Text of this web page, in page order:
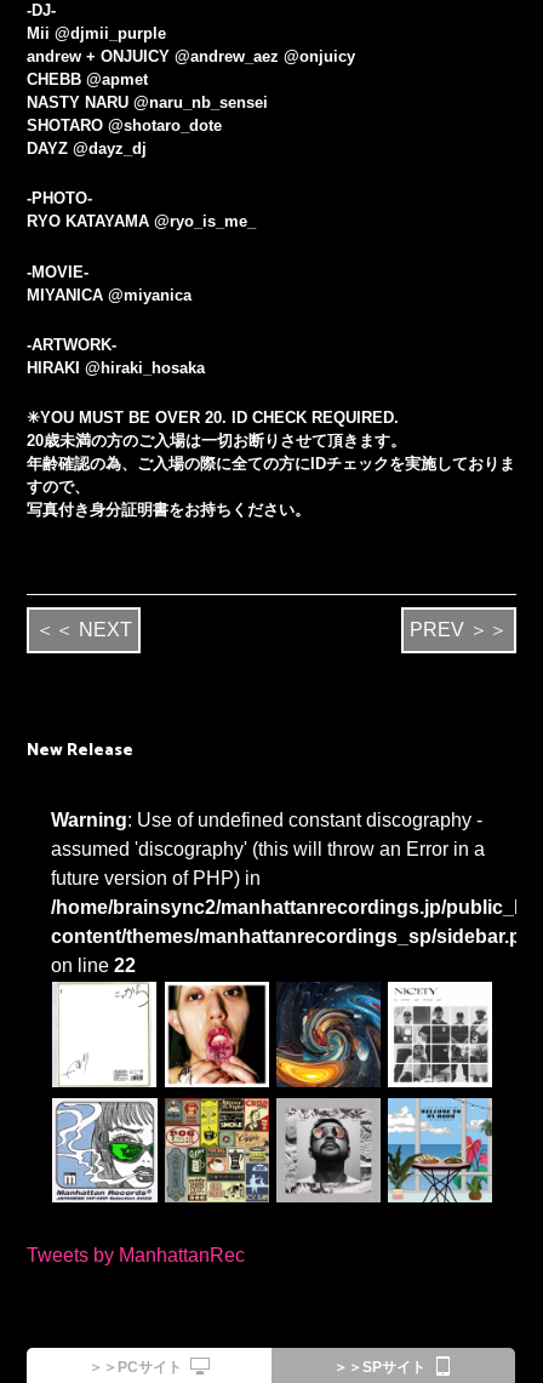
-DJ-
Mii @djmii_purple
andrew + ONJUICY @andrew_aez @onjuicy
CHEBB @apmet
NASTY NARU @naru_nb_sensei
SHOTARO @shotaro_dote
DAYZ @dayz_dj
-PHOTO-
RYO KATAYAMA @ryo_is_me_
-MOVIE-
MIYANICA @miyanica
-ARTWORK-
HIRAKI @hiraki_hosaka
✳︎YOU MUST BE OVER 20. ID CHECK REQUIRED.
20歳未満の方のご入場は一切お断りさせて頂きます。
年齢確認の為、ご入場の際に全ての方にIDチェックを実施しておりま
すので、
写真付き身分証明書をお持ちください。
＜＜ NEXT PREV ＞＞
New Release
Warning: Use of undefined constant discography -
assumed 'discography' (this will throw an Error in a
future version of PHP) in
/home/brainsync2/manhattanrecordings.jp/
content/themes/manhattanrecordings_sp/
on line22
Tweets by ManhattanRec
＞＞PCサイト ＞＞SPサイト